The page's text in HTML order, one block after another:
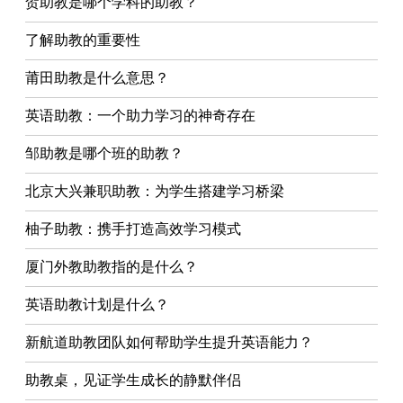
了解助教的重要性
莆田助教是什么意思？
英语助教：一个助力学习的神奇存在
邹助教是哪个班的助教？
北京大兴兼职助教：为学生搭建学习桥梁
柚子助教：携手打造高效学习模式
厦门外教助教指的是什么？
英语助教计划是什么？
新航道助教团队如何帮助学生提升英语能力？
助教桌，见证学生成长的静默伴侣